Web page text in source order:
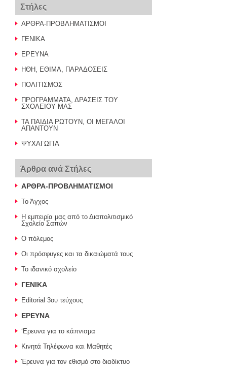
Στήλες
ΑΡΘΡΑ-ΠΡΟΒΛΗΜΑΤΙΣΜΟΙ
ΓΕΝΙΚΑ
ΕΡΕΥΝΑ
ΗΘΗ, ΕΘΙΜΑ, ΠΑΡΑΔΟΣΕΙΣ
ΠΟΛΙΤΙΣΜΟΣ
ΠΡΟΓΡΑΜΜΑΤΑ, ΔΡΑΣΕΙΣ ΤΟΥ
ΣΧΟΛΕΙΟΥ ΜΑΣ
ΤΑ ΠΑΙΔΙΑ ΡΩΤΟΥΝ, ΟΙ ΜΕΓΑΛΟΙ
ΑΠΑΝΤΟΥΝ
ΨΥΧΑΓΩΓΙΑ
Άρθρα ανά Στήλες
ΑΡΘΡΑ-ΠΡΟΒΛΗΜΑΤΙΣΜΟΙ
Το Άγχος
Η εμπειρία μας από το Διαπολιτισμικό
Σχολείο Σαπών
Ο πόλεμος
Οι πρόσφυγες και τα δικαιώματά τους
Το ιδανικό σχολείο
ΓΕΝΙΚΑ
Editorial 3ου τεύχους
ΕΡΕΥΝΑ
‘Ερευνα για το κάπνισμα
Κινητά Τηλέφωνα και Μαθητές
Έρευνα για τον εθισμό στο διαδίκτυο